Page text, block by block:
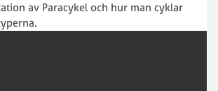
av Paracykel och hur man cyklar